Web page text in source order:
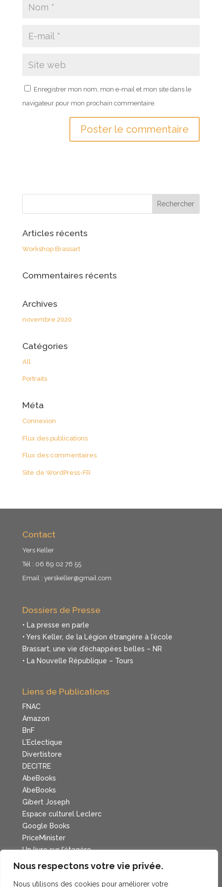
Nous respectons votre vie privée.
Nous utilisons des cookies pour améliorer votre
Enregistrer mon nom, mon e-mail et mon site dans le
navigateur pour mon prochain commentaire.
Articles récents
Workshop Brassart
Commentaires récents
Archives
novembre 2020
Catégories
All
Portraits
Méta
Connexion
Flux des publications
Flux des commentaires
Site de WordPress-FR
Contact
Yers Keller
Tél : 06 89 02 76 55
Email : yerskeller@gmail.com
Dossiers de Presse
• La presse en parle
• Yers Keller, de la Légion étrangère à l’école
Brassart, une vie d’échappées belles – NR
• La Nouvelle République – Tours
Liens de Publications
FNAC
Amazon
BnF
L’Eclectique
Divertistore
DECITRE
AbeBooks
AbeBooks
Gibert Joseph
Espace culturel Leclerc
Google Books
PriceMinister
Un livre sur l’étagère
Cadran Lunaire